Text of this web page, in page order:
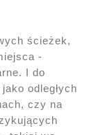
ścieżek,
-
I do
odległych
czy na